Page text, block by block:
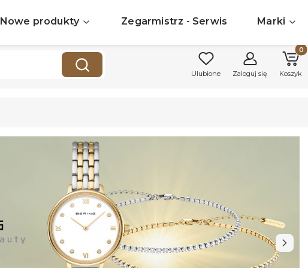
WyczyśćSzukaj Ulubione Zaloguj się Koszyk
Nowe produkty Zegarmistrz - Serwis Marki